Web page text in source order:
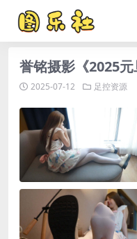
誉铭摄影《2025元
2025-07-12 足控资源